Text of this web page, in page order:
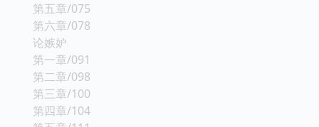
第五章/075
第六章/078
论嫉妒
第一章/091
第二章/098
第三章/100
第四章/104